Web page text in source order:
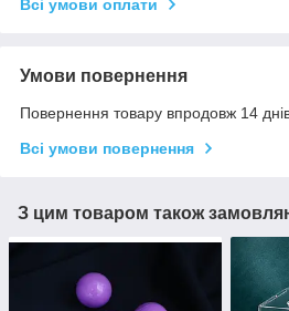
Всі умови оплати
Умови повернення
Повернення товару впродовж 14
Всі умови повернення
З цим товаром також